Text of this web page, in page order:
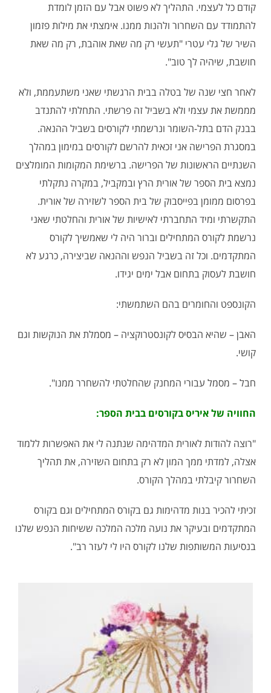
קודם כל לעצמי. התהליך לא פשוט אבל עם הזמן לומדת
להתמודד עם השחרור ולהנות ממנו. אימצתי את מילות פזמון
השיר של גלי עטרי "תעשי רק מה שאת אוהבת, רק מה שאת
חושבת, שיהיה לך טוב".
לאחר חצי שנה של בטלה בבית הרגשתי שאני משתעממת, ולא
מממשת את עצמי ולא בשביל זה פרשתי. התחלתי להתנדב
בבנק הדם בתל-השומר ונרשמתי לקורסים בשביל ההנאה.
במסגרת הפרישה אני זכאית להרשם לקורסים במימון במהלך
השנתיים הראשונות של הפרישה. ברשימת המקומות המומלצים
נמצא בית הספר של אורית הרץ ובמקביל, במקרה נתקלתי
בפרסום ממומן בפייסבוק של בית הספר לשזירה של אורית.
התקשרתי ומיד התחברתי לאישיות של אורית והחלטתי שאני
נרשמת לקורס המתחילים וברור היה לי שאמשיך לקורס
המתקדמים. וכל זה בשביל הנפש וההנאה שביצירה, כרגע לא
חושבת לעסוק בתחום אבל ימים יגידו.
הקונספט והחומרים בהם השתמשתי:
האבן – שהיא הבסיס לקונסטרוקציה – מסמלת את הנוקשות וגם
קושי.
חבל – מסמל עבורי המחנק שהחלטתי להשחרר ממנו".
החוויה של איריס בקורסים בבית הספר:
"רוצה להודות לאורית המדהימה שנתנה לי את האפשרות ללמוד
אצלה, למדתי ממך המון לא רק בתחום השזירה, את תהליך
השחרור קיבלתי במהלך הקורס.
זכיתי להכיר בנות מדהימות גם בקורס המתחילים וגם בקורס
המתקדמים ובעיקר את נועה מלכה המלכה ששיחות הנפש שלנו
בנסיעות המשותפות שלנו לקורס היו לי לעזר רב".